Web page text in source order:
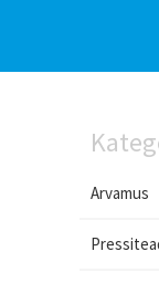
Arvamus